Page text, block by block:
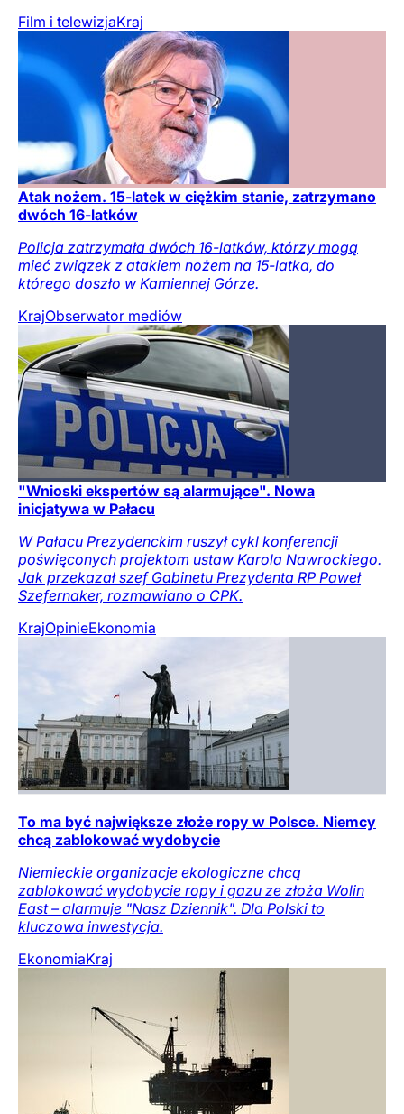
Film i telewizjaKraj
Atak nożem. 15-latek w ciężkim stanie, zatrzymano
dwóch 16-latków
Policja zatrzymała dwóch 16-latków, którzy mogą
mieć związek z atakiem nożem na 15-latka, do
którego doszło w Kamiennej Górze.
KrajObserwator mediów
"Wnioski ekspertów są alarmujące". Nowa
inicjatywa w Pałacu
W Pałacu Prezydenckim ruszył cykl konferencji
poświęconych projektom ustaw Karola Nawrockiego.
Jak przekazał szef Gabinetu Prezydenta RP Paweł
Szefernaker, rozmawiano o CPK.
KrajOpinieEkonomia
To ma być największe złoże ropy w Polsce. Niemcy
chcą zablokować wydobycie
Niemieckie organizacje ekologiczne chcą
zablokować wydobycie ropy i gazu ze złoża Wolin
East – alarmuje "Nasz Dziennik". Dla Polski to
kluczowa inwestycja.
EkonomiaKraj